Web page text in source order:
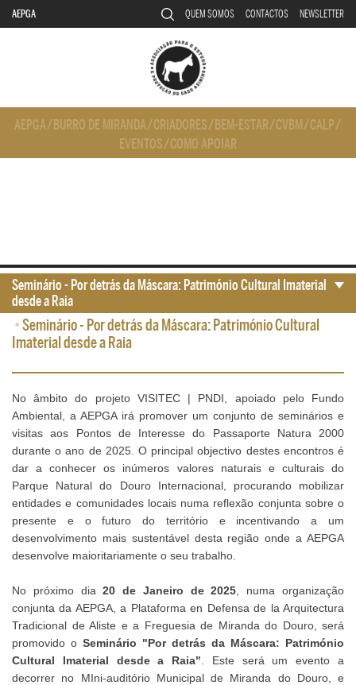
AEPGA QUEM SOMOS CONTACTOS NEWSLETTER
AEPGA/ BURRO DE MIRANDA/CRIADORES/ BEM-ESTAR/CVBM/CALP/
EVENTOS/COMO APOIAR
•Seminário - Por detrás da Máscara: Património Cultural
Imaterial desde a Raia
No âmbito do projeto VISITEC | PNDI, apoiado pelo Fundo
Ambiental, a AEPGA irá promover um conjunto de seminários e
visitas aos Pontos de Interesse do Passaporte Natura 2000
durante o ano de 2025. O principal objectivo destes encontros é
dar a conhecer os inúmeros valores naturais e culturais do
Parque Natural do Douro Internacional, procurando mobilizar
entidades e comunidades locais numa reflexão conjunta sobre o
presente e o futuro do território e incentivando a um
desenvolvimento mais sustentável desta região onde a AEPGA
desenvolve maioritariamente o seu trabalho.
No próximo dia20 de Janeiro de 2025 , numa organização
conjunta da AEPGA, a Plataforma en Defensa de la Arquitectura
Tradicional de Aliste e a Freguesia de Miranda do Douro, será
promovido o Seminário "Por detrás da Máscara: Património
Cultural Imaterial desde a Raia" . Este será um evento a
decorrer no MIni-auditório Municipal de Miranda do Douro, e
Seminário - Por detrás da Máscara: Património Cultural Imaterial
desde a Raia